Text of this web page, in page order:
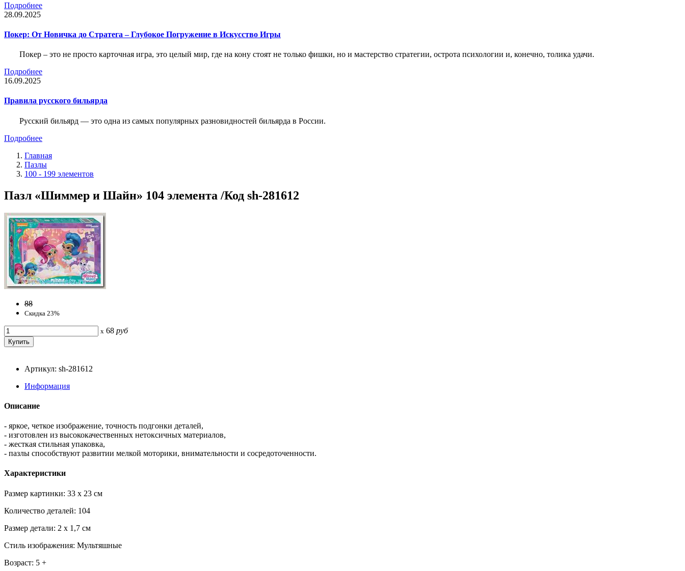
Подробнее
28.09.2025
Покер: От Новичка до Стратега – Глубокое Погружение в Искусство Игры
Покер – это не просто карточная игра, это целый мир, где на кону стоят не только фишки, но и мастерство стратегии, острота психологии и, конечно, толика удачи.
Подробнее
16.09.2025
Правила русского бильярда
Русский бильярд — это одна из самых популярных разновидностей бильярда в России.
Подробнее
Главная
Пазлы
100 - 199 элементов
Пазл «Шиммер и Шайн» 104 элемента /Код sh-281612
88
Скидка 23%
x 68 руб
Артикул: sh-281612
Информация
Описание
- яркое, четкое изображение, точность подгонки деталей,
- изготовлен из высококачественных нетоксичных материалов,
- жесткая стильная упаковка,
- пазлы способствуют развитии мелкой моторики, внимательности и сосредоточенности.
Характеристики
Размер картинки: 33 x 23 см
Количество деталей: 104
Размер детали: 2 x 1,7 см
Стиль изображения: Мультяшные
Возраст: 5 +